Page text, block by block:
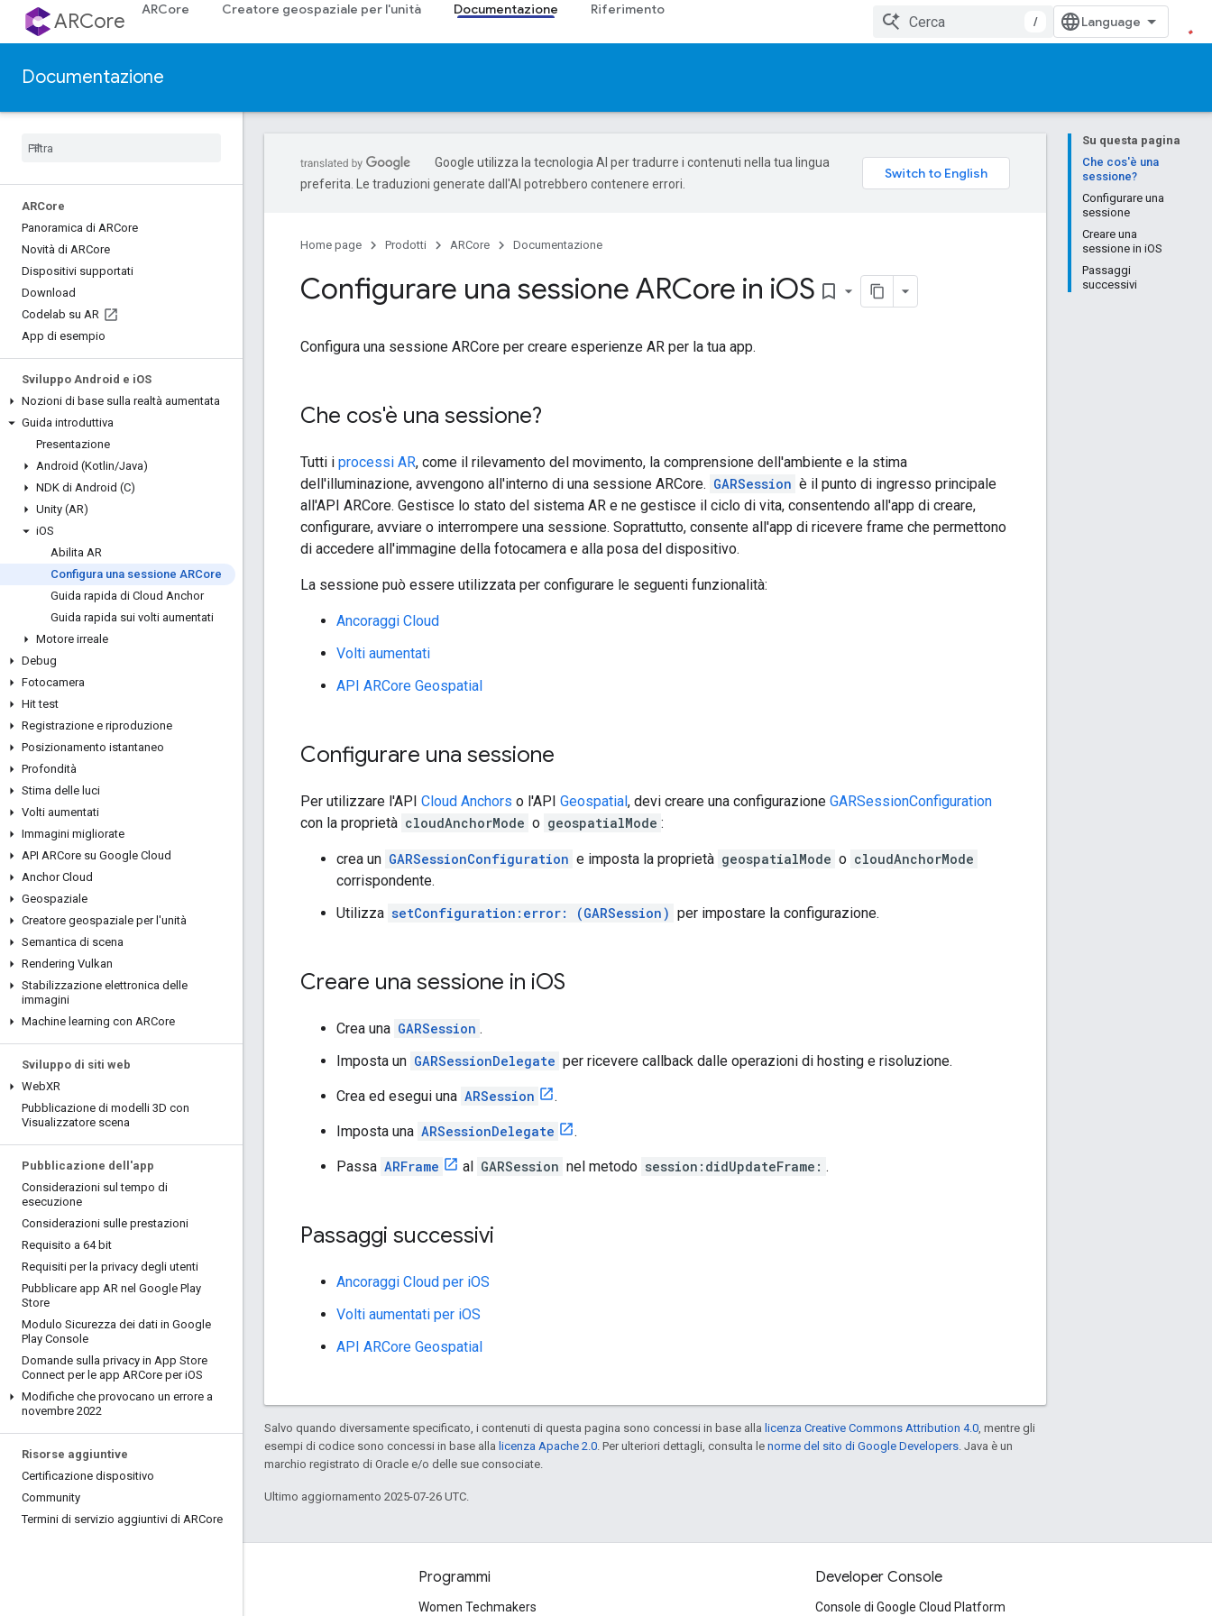
ARCore ARCore Creatore geospaziale per l'unità Documentazione Riferimento
/
Documentazione
ARCore
Panoramica di ARCore
Novità di ARCore
Dispositivi supportati
Download
Codelab su AR
App di esempio
Sviluppo Android e iOS
Nozioni di base sulla realtà aumentata
Guida introduttiva
Presentazione
Android (Kotlin/Java)
NDK di Android (C)
Unity (AR)
iOS
Abilita AR
Configura una sessione ARCore
Guida rapida di Cloud Anchor
Guida rapida sui volti aumentati
Motore irreale
Debug
Fotocamera
Hit test
Registrazione e riproduzione
Posizionamento istantaneo
Profondità
Stima delle luci
Volti aumentati
Immagini migliorate
API ARCore su Google Cloud
Anchor Cloud
Geospaziale
Creatore geospaziale per l'unità
Semantica di scena
Rendering Vulkan
Stabilizzazione elettronica delle
immagini
Machine learning con ARCore
Sviluppo di siti web
WebXR
Pubblicazione di modelli 3D con
Visualizzatore scena
Pubblicazione dell'app
Considerazioni sul tempo di
esecuzione
Considerazioni sulle prestazioni
Requisito a 64 bit
Requisiti per la privacy degli utenti
Pubblicare app AR nel Google Play
Store
Modulo Sicurezza dei dati in Google
Play Console
Domande sulla privacy in App Store
Connect per le app ARCore per iOS
Modifiche che provocano un errore a
novembre 2022
Risorse aggiuntive
Certificazione dispositivo
Community
Termini di servizio aggiuntivi di ARCore
Su questa pagina
Che cos'è una
sessione?
Configurare una
sessione
Creare una
sessione in iOS
Passaggi
successivi
Google utilizza la tecnologia AI per tradurre i contenuti nella tua lingua
preferita. Le traduzioni generate dall'AI potrebbero contenere errori.
Home page Prodotti ARCore Documentazione
Configurare una sessione ARCore in iOS bookmark_border
Configura una sessione ARCore per creare esperienze AR per la tua app.
Che cos'è una sessione?
Tutti i processi AR, come il rilevamento del movimento, la comprensione dell'ambiente e la stima
dell'illuminazione, avvengono all'interno di una sessione ARCore. GARSession è il punto di ingresso principale
all'API ARCore. Gestisce lo stato del sistema AR e ne gestisce il ciclo di vita, consentendo all'app di creare,
configurare, avviare o interrompere una sessione. Soprattutto, consente all'app di ricevere frame che permettono
di accedere all'immagine della fotocamera e alla posa del dispositivo.
La sessione può essere utilizzata per configurare le seguenti funzionalità:
Ancoraggi Cloud
Volti aumentati
API ARCore Geospatial
Configurare una sessione
Per utilizzare l'API Cloud Anchors o l'API Geospatial, devi creare una configurazione GARSessionConfiguration
con la proprietà cloudAnchorMode o geospatialMode :
crea un GARSessionConfiguration e imposta la proprietà geospatialMode o cloudAnchorMode
corrispondente.
Utilizza setConfiguration:error: (GARSession) per impostare la configurazione.
Creare una sessione in iOS
Crea una GARSession .
Imposta un GARSessionDelegate per ricevere callback dalle operazioni di hosting e risoluzione.
Crea ed esegui una ARSession .
Imposta una ARSessionDelegate .
Passa ARFrame al GARSession nel metodo session:didUpdateFrame: .
Passaggi successivi
Ancoraggi Cloud per iOS
Volti aumentati per iOS
API ARCore Geospatial
Salvo quando diversamente specificato, i contenuti di questa pagina sono concessi in base alla licenza Creative Commons Attribution 4.0 , mentre gli
esempi di codice sono concessi in base alla licenza Apache 2.0 . Per ulteriori dettagli, consulta le norme del sito di Google Developers . Java è un
marchio registrato di Oracle e/o delle sue consociate.
Ultimo aggiornamento 2025-07-26 UTC.
Programmi
Women Techmakers
Developer Console
Console di Google Cloud Platform